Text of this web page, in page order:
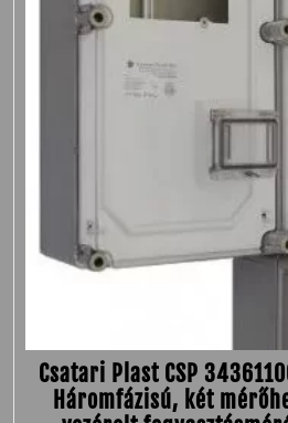
Csatari Plast CSP
Háromfázisú, két